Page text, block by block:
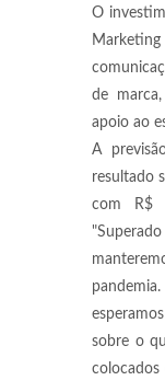
O
de
apoio ao
A
resultado
com R$
sobre o